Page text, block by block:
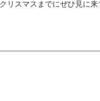
クリスマスまでにぜひ見に